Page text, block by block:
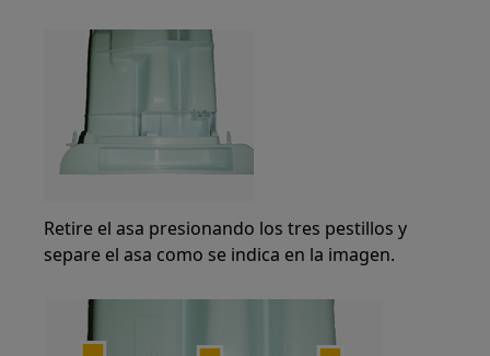
Retire el asa presionando los tres pestillos y
separe el asa como se indica en la imagen.